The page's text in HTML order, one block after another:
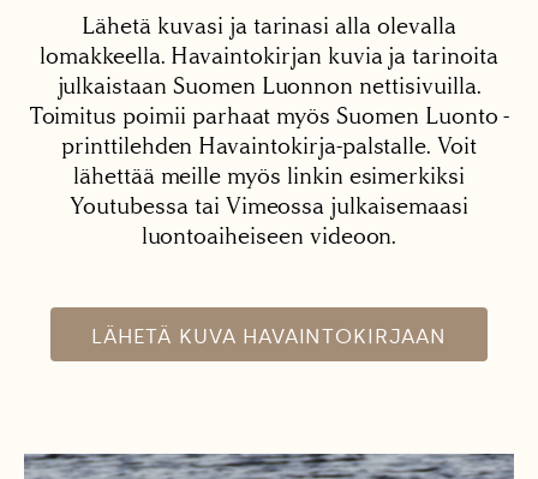
Lähetä kuvasi ja tarinasi alla olevalla
lomakkeella. Havaintokirjan kuvia ja tarinoita
julkaistaan Suomen Luonnon nettisivuilla.
Toimitus poimii parhaat myös Suomen Luonto -
printtilehden Havaintokirja-palstalle. Voit
lähettää meille myös linkin esimerkiksi
Youtubessa tai Vimeossa julkaisemaasi
luontoaiheiseen videoon.
LÄHETÄ KUVA HAVAINTOKIRJAAN